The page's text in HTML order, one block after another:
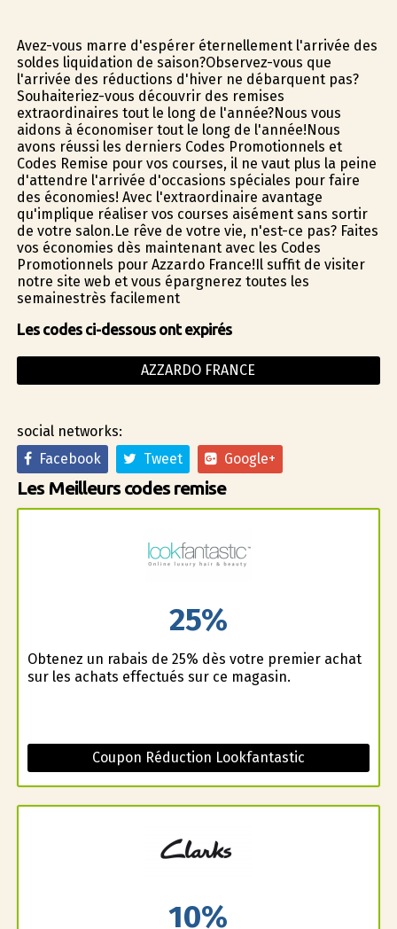
Avez-vous marre d'espérer éternellement l'arrivée des
soldes liquidation de saison?Observez-vous que
l'arrivée des réductions d'hiver ne débarquent pas?
Souhaiteriez-vous découvrir des remises
extraordinaires tout le long de l'année?Nous vous
aidons à économiser tout le long de l'année!Nous
avons réussi les derniers Codes Promotionnels et
Codes Remise pour vos courses, il ne vaut plus la peine
d'attendre l'arrivée d'occasions spéciales pour faire
des économies! Avec l'extraordinaire avantage
qu'implique réaliser vos courses aisément sans sortir
de votre salon.Le rêve de votre vie, n'est-ce pas? Faites
vos économies dès maintenant avec les Codes
Promotionnels pour Azzardo France!Il suffit de visiter
notre site web et vous épargnerez toutes les
semainestrès facilement
Les codes ci-dessous ont expirés
AZZARDO FRANCE
social networks:
Facebook
Tweet Google+
Les Meilleurs codes remise
25%
Obtenez un rabais de 25% dès votre premier achat
sur les achats effectués sur ce magasin.
Coupon Réduction Lookfantastic
10%